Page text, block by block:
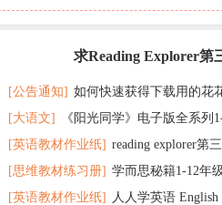
求Reading Explorer第
[公告通知] 如何快速获得下载用的花
[大语文]
《阳光同学》电子版全系列
+英语
[英语教材作业纸] reading explorer第
+音频 百度云网盘下载
[思维教材练习册] 学而思秘籍1-12年
子版PDF全册 百度网盘
[英语教材作业纸] 人人学英语